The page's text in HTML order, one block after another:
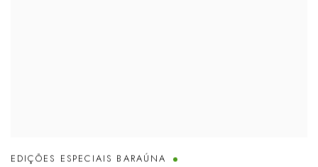
EDIÇÕES ESPECIAIS BARAÚNA